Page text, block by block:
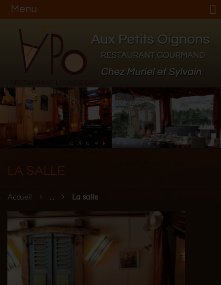
Menu
Accueil ... La salle
LA SALLE